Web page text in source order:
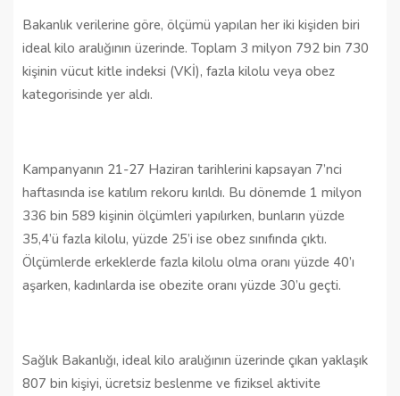
Bakanlık verilerine göre, ölçümü yapılan her iki kişiden biri
ideal kilo aralığının üzerinde. Toplam 3 milyon 792 bin 730
kişinin vücut kitle indeksi (VKİ), fazla kilolu veya obez
kategorisinde yer aldı.
Kampanyanın 21-27 Haziran tarihlerini kapsayan 7’nci
haftasında ise katılım rekoru kırıldı. Bu dönemde 1 milyon
336 bin 589 kişinin ölçümleri yapılırken, bunların yüzde
35,4’ü fazla kilolu, yüzde 25’i ise obez sınıfında çıktı.
Ölçümlerde erkeklerde fazla kilolu olma oranı yüzde 40’ı
aşarken, kadınlarda ise obezite oranı yüzde 30’u geçti.
Sağlık Bakanlığı, ideal kilo aralığının üzerinde çıkan yaklaşık
807 bin kişiyi, ücretsiz beslenme ve fiziksel aktivite